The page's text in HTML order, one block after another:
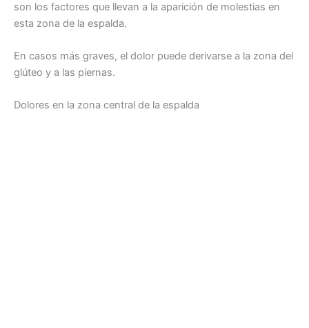
son los factores que llevan a la aparición de molestias en
esta zona de la espalda.
En casos más graves, el dolor puede derivarse a la zona del
glúteo y a las piernas.
Dolores en la zona central de la espalda